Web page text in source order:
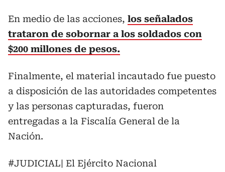
En medio de las acciones, los señalados
trataron de sobornar a los soldados con
$200 millones de pesos.
Finalmente, el material incautado fue puesto
a disposición de las autoridades competentes
y las personas capturadas, fueron
entregadas a la Fiscalía General de la
Nación.
#JUDICIAL| El Ejército Nacional